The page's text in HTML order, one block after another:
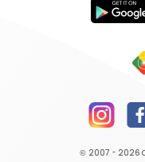
© 2007 - 2026